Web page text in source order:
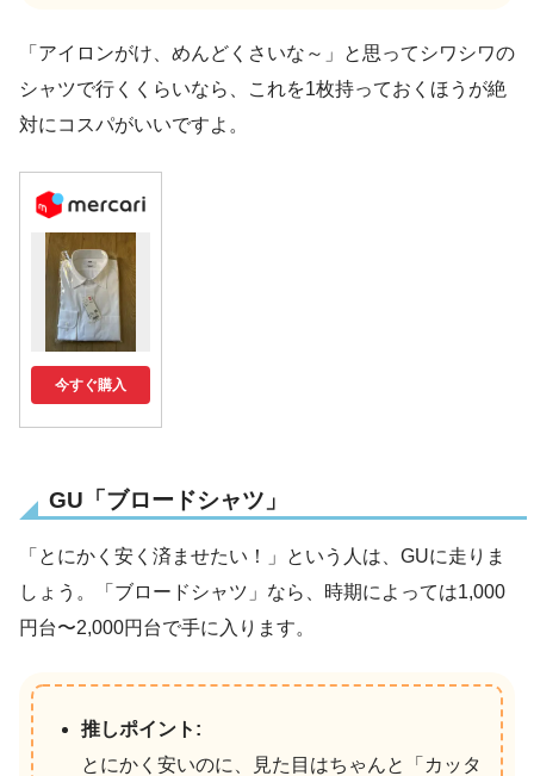
「アイロンがけ、めんどくさいな～」と思ってシワシワの
シャツで行くくらいなら、これを1枚持っておくほうが絶
対にコスパがいいですよ。
今すぐ購入
GU「ブロードシャツ」
「とにかく安く済ませたい！」という人は、GUに走りま
しょう。「ブロードシャツ」なら、時期によっては1,000
円台〜2,000円台で手に入ります。
推しポイント:
とにかく安いのに、見た目はちゃんと「カッタ